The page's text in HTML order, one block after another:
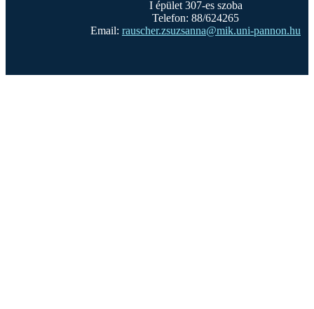
I épület 307-es szoba
Telefon: 88/624265
Email: rauscher.zsuzsanna@mik.uni-pannon.hu